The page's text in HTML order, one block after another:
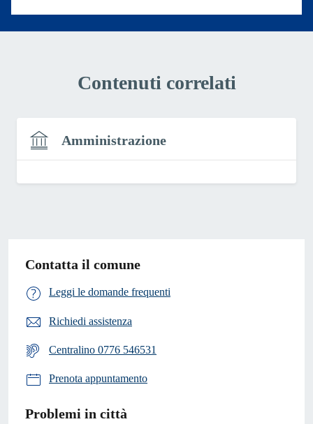
Contenuti correlati
Amministrazione
Contatta il comune
Leggi le domande frequenti
Richiedi assistenza
Centralino 0776 546531
Prenota appuntamento
Problemi in città